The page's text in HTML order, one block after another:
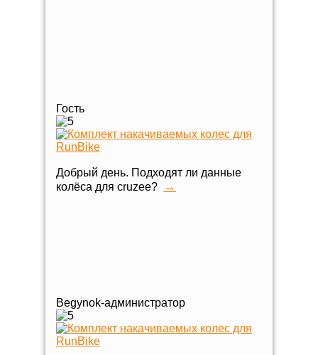
Гость
Добрый день. Подходят ли данные
колёса для cruzee?
→
Begynok-администратор